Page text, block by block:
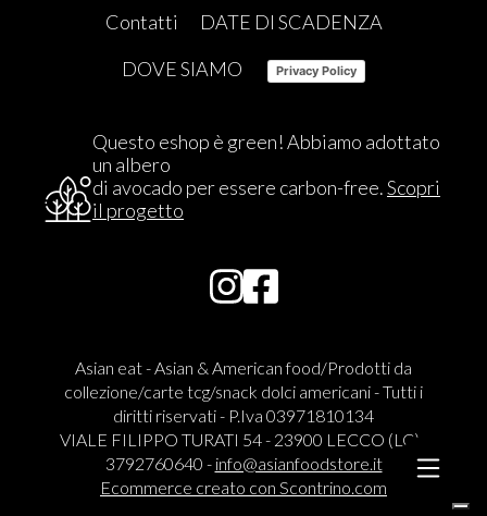
Contatti
DATE DI SCADENZA
DOVE SIAMO
Privacy Policy
Questo eshop è green! Abbiamo adottato
un albero
di avocado per essere carbon-free.Scopri
il progetto
Asian eat - Asian & American food/Prodotti da
collezione/carte tcg/snack dolci americani - Tutti i
diritti riservati - P.Iva 03971810134
VIALE FILIPPO TURATI 54 - 23900 LECCO (LC) -
3792760640 - info@asianfoodstore.it
Ecommerce creato con Scontrino.com